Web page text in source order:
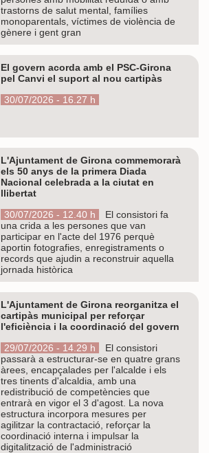
trastorns de salut mental, famílies
monoparentals, víctimes de violència de
gènere i gent gran
El govern acorda amb el PSC-Girona
pel Canvi el suport al nou cartipàs
30/07/2026 - 16.27 h
L'Ajuntament de Girona commemorarà
els 50 anys de la primera Diada
Nacional celebrada a la ciutat en
llibertat
30/07/2026 - 12.40 h
El consistori fa
una crida a les persones que van
participar en l'acte del 1976 perquè
aportin fotografies, enregistraments o
records que ajudin a reconstruir aquella
jornada històrica
L'Ajuntament de Girona reorganitza el
cartipàs municipal per reforçar
l'eficiència i la coordinació del govern
29/07/2026 - 14.29 h
El consistori
passarà a estructurar-se en quatre grans
àrees, encapçalades per l'alcalde i els
tres tinents d'alcaldia, amb una
redistribució de competències que
entrarà en vigor el 3 d'agost. La nova
estructura incorpora mesures per
agilitzar la contractació, reforçar la
coordinació interna i impulsar la
digitalització de l'administració